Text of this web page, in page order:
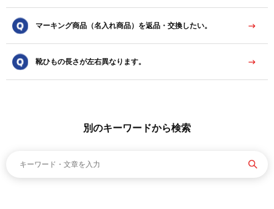
マーキング商品（名入れ商品）を返品・交換したい。
靴ひもの長さが左右異なります。
別のキーワードから検索